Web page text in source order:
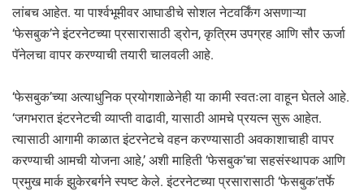
लांबच आहेत. या पार्श्वभूमीवर आघाडीचे सोशल नेटवर्किंग असणाऱ्या
‘फेसबुक’ने इंटरनेटच्या प्रसारासाठी ड्रोन, कृत्रिम उपग्रह आणि सौर ऊर्जा
पॅनेलचा वापर करण्याची तयारी चालवली आहे.
‘फेसबुक’च्या अत्याधुनिक प्रयोगशाळेनेही या कामी स्वतःला वाहून घेतले आहे.
‘जगभरात इंटरनेटची व्याप्ती वाढावी, यासाठी आमचे प्रयत्न सुरू आहेत.
त्यासाठी आगामी काळात इंटरनेटचे वहन करण्यासाठी अवकाशाचाही वापर
करण्याची आमची योजना आहे,’ अशी माहिती ‘फेसबुक’चा सहसंस्थापक आणि
प्रमुख मार्क झुकेरबर्गने स्पष्ट केले. इंटरनेटच्या प्रसारासाठी ‘फेसबुक’तर्फे